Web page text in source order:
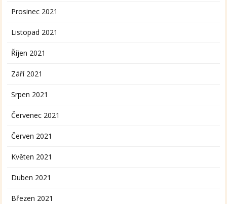
Prosinec 2021
Listopad 2021
Říjen 2021
Září 2021
Srpen 2021
Červenec 2021
Červen 2021
Květen 2021
Duben 2021
Březen 2021